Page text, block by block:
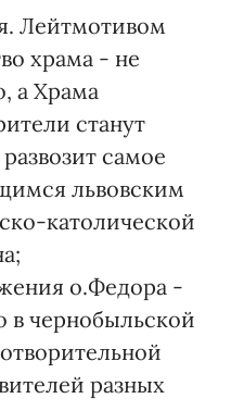
Лейтмотивом
храма - не
а Храма
станут
самое
львовским
католической
о.Федора -
в чернобыльской
разных